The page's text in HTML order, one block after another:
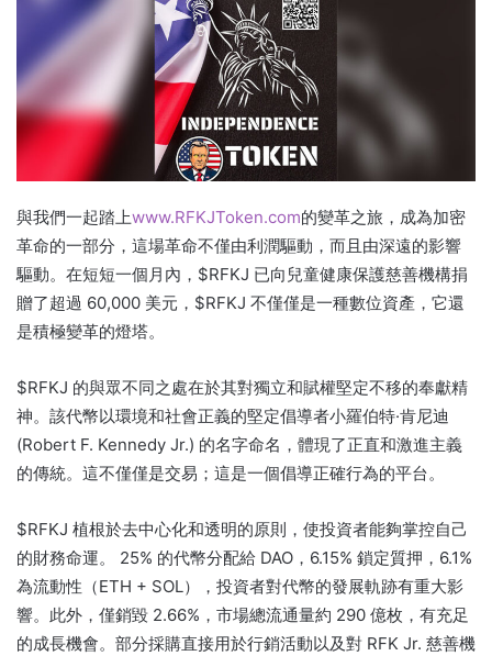
與我們一起踏上www.RFKJToken.com的變革之旅，成為加密
革命的一部分，這場革命不僅由利潤驅動，而且由深遠的影響
驅動。在短短一個月內，$RFKJ 已向兒童健康保護慈善機構捐
贈了超過 60,000 美元，$RFKJ 不僅僅是一種數位資產，它還
是積極變革的燈塔。
$RFKJ 的與眾不同之處在於其對獨立和賦權堅定不移的奉獻精
神。該代幣以環境和社會正義的堅定倡導者小羅伯特·肯尼迪
(Robert F. Kennedy Jr.) 的名字命名，體現了正直和激進主義
的傳統。這不僅僅是交易；這是一個倡導正確行為的平台。
$RFKJ 植根於去中心化和透明的原則，使投資者能夠掌控自己
的財務命運。 25% 的代幣分配給 DAO，6.15% 鎖定質押，6.1%
為流動性（ETH + SOL），投資者對代幣的發展軌跡有重大影
響。此外，僅銷毀 2.66%，市場總流通量約 290 億枚，有充足
的成長機會。部分採購直接用於行銷活動以及對 RFK Jr. 慈善機